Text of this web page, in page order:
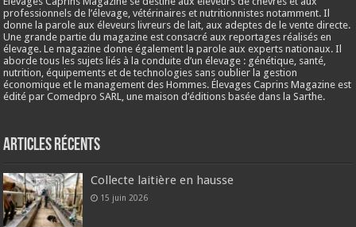
professionnels de l’élevage, vétérinaires et nutritionnistes notamment. Il
donne la parole aux éleveurs livreurs de lait, aux adeptes de le vente directe.
Une grande partie du magazine est consacré aux reportages réalisés en
élevage. Le magazine donne également la parole aux experts nationaux. Il
aborde tous les sujets liés à la conduite d’un élevage : génétique, santé,
nutrition, équipements et de technologies sans oublier la gestion
économique et le management des Hommes. Élevages Caprins Magazine est
édité par Comedpro SARL, une maison d’éditions basée dans la Sarthe.
Articles récents
Collecte laitière en hausse
15 juin 2026